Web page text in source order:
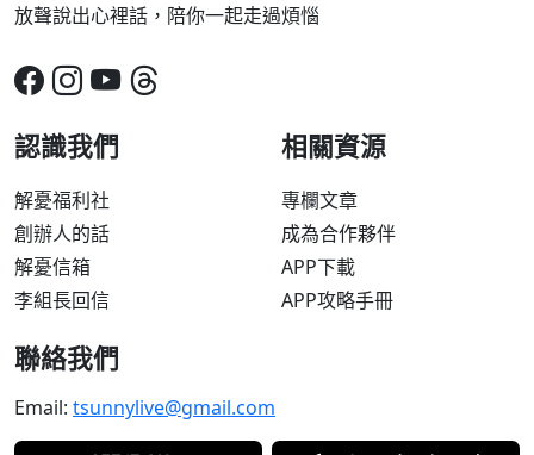
放聲說出心裡話，陪你一起走過煩惱
認識我們
解憂福利社
創辦人的話
解憂信箱
李組長回信
相關資源
專欄文章
成為合作夥伴
APP下載
APP攻略手冊
聯絡我們
Email: tsunnylive@gmail.com